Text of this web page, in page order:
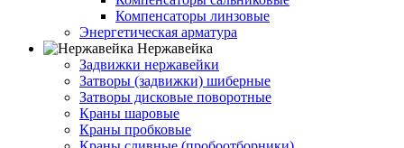
Компенсаторы линзовые
Энергетическая арматура
Нержавейка
Задвижки нержавейки
Затворы (задвижки) шиберные
Затворы дисковые поворотные
Краны шаровые
Краны пробковые